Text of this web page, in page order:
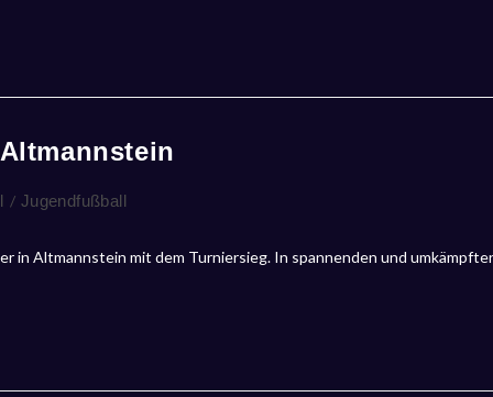
/ Jugendfußball
in Altmannstein mit dem Turniersieg. In spannenden und